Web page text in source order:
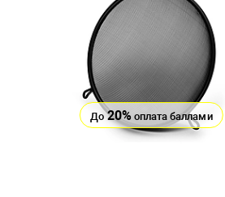
До20%оплата баллами